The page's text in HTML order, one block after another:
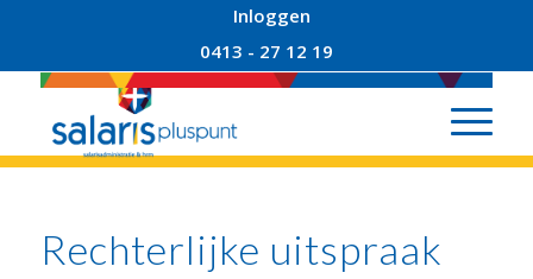
Inloggen
0413 - 27 12 19
Rechterlijke uitspraak